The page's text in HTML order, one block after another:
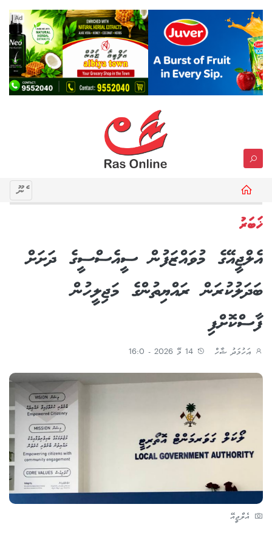
Ad
މެނޫ
ޚަބަރު
އެލްޖީއޭގެ މުވައްޒަފުން ސީއެސްސީގެ ދަށަށް
ބަދަލުކުރަން ރައްޔިތުންގެ މަޖިލީހުން
ފާސްކޮށްފި
އަހުމަދު ޝާހް
އެލްޖީއޭ